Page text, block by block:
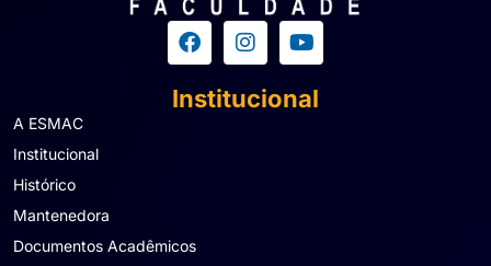
Institucional
A ESMAC
Institucional
Histórico
Mantenedora
Documentos Acadêmicos